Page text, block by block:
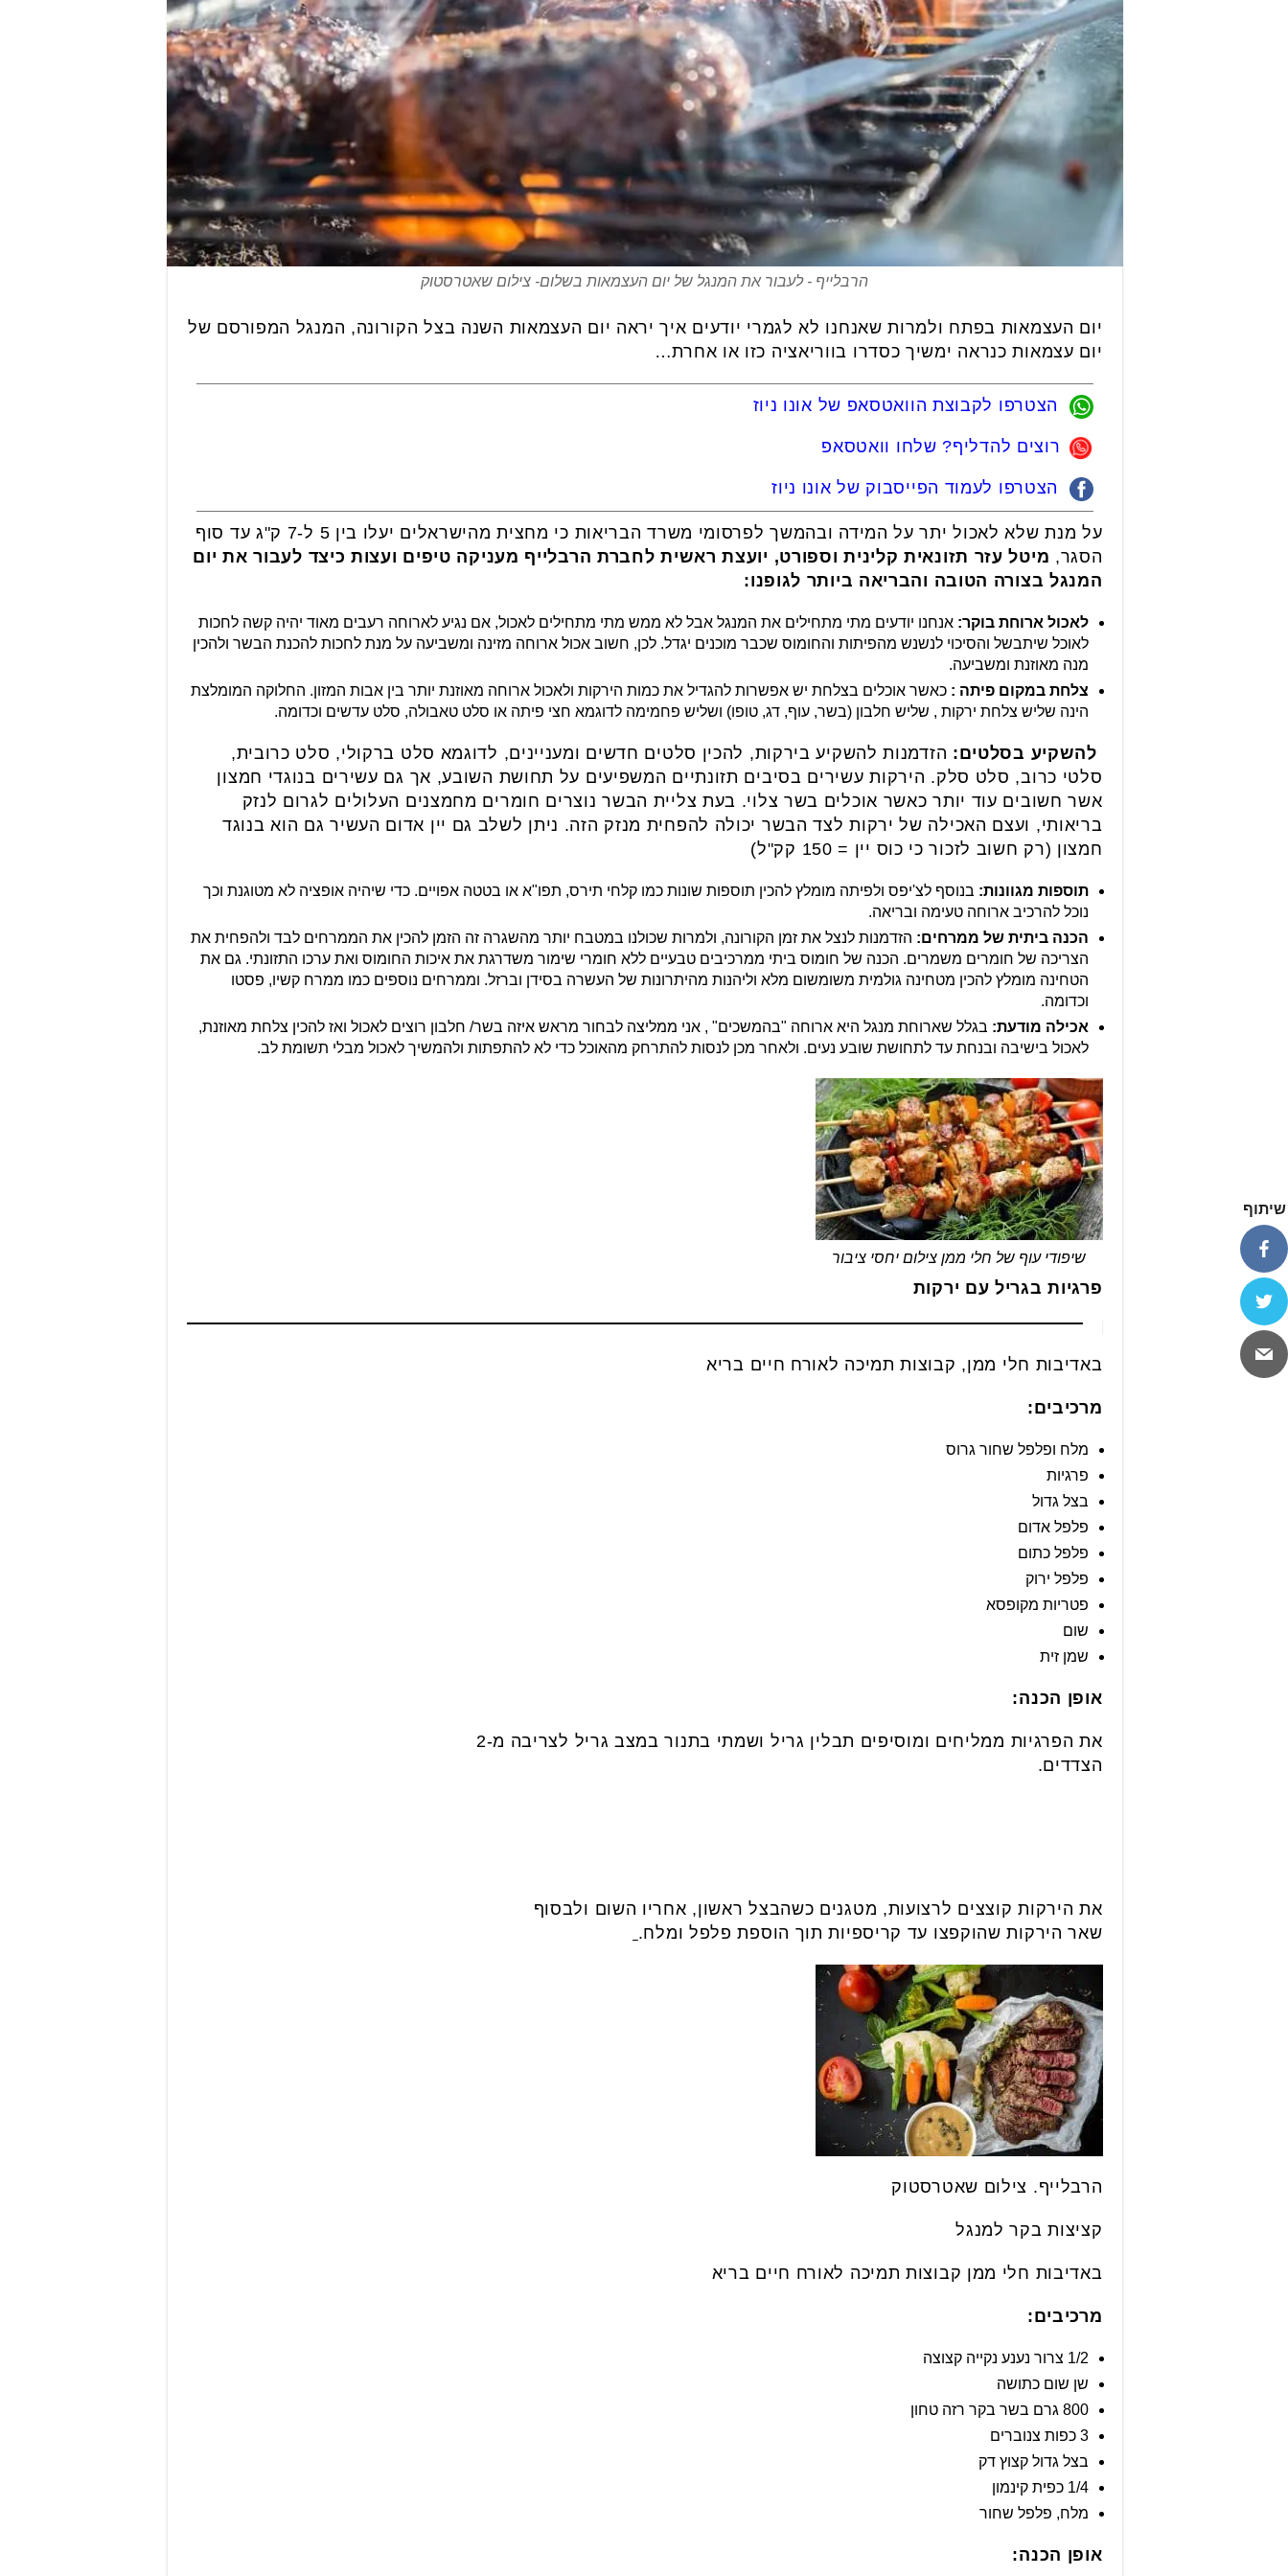
הרבלייף - לעבור את המנגל של יום העצמאות בשלום- צילום שאטרסטוק
יום העצמאות בפתח ולמרות שאנחנו לא לגמרי יודעים איך יראה יום העצמאות השנה בצל הקורונה, המנגל המפורסם של
יום עצמאות כנראה ימשיך כסדרו בווריאציה כזו או אחרת…
הצטרפו לקבוצת הוואטסאפ של אונו ניוז
רוצים להדליף? שלחו וואטסאפ
הצטרפו לעמוד הפייסבוק של אונו ניוז
על מנת שלא לאכול יתר על המידה ובהמשך לפרסומי משרד הבריאות כי מחצית מהישראלים יעלו בין 5 ל-7 ק"ג עד סוף
הסגר, מיטל עזר תזונאית קלינית וספורט, יועצת ראשית לחברת הרבלייף מעניקה טיפים ועצות כיצד לעבור את יום
המנגל בצורה הטובה והבריאה ביותר לגופנו:
לאכול ארוחת בוקר: אנחנו יודעים מתי מתחילים את המנגל אבל לא ממש מתי מתחילים לאכול, אם נגיע לארוחה רעבים מאוד יהיה קשה לחכות
לאוכל שיתבשל והסיכוי לנשנש מהפיתות והחומוס שכבר מוכנים יגדל. לכן, חשוב אכול ארוחה מזינה ומשביעה על מנת לחכות להכנת הבשר ולהכין
מנה מאוזנת ומשביעה.
צלחת במקום פיתה :כאשר אוכלים בצלחת יש אפשרות להגדיל את כמות הירקות ולאכול ארוחה מאוזנת יותר בין אבות המזון. החלוקה המומלצת
הינה שליש צלחת ירקות , שליש חלבון (בשר, עוף, דג, טופו) ושליש פחמימה לדוגמא חצי פיתה או סלט טאבולה, סלט עדשים וכדומה.
להשקיע בסלטים: הזדמנות להשקיע בירקות, להכין סלטים חדשים ומעניינים, לדוגמא סלט ברקולי, סלט כרובית,
סלטי כרוב, סלט סלק. הירקות עשירים בסיבים תזונתיים המשפיעים על תחושת השובע, אך גם עשירים בנוגדי חמצון
אשר חשובים עוד יותר כאשר אוכלים בשר צלוי. בעת צליית הבשר נוצרים חומרים מחמצנים העלולים לגרום לנזק
בריאותי, ועצם האכילה של ירקות לצד הבשר יכולה להפחית מנזק הזה. ניתן לשלב גם יין אדום העשיר גם הוא בנוגד
חמצון (רק חשוב לזכור כי כוס יין = 150 קק"ל)
תוספות מגוונות: בנוסף לצ'יפס ולפיתה מומלץ להכין תוספות שונות כמו קלחי תירס, תפו"א או בטטה אפויים. כדי שיהיה אופציה לא מטוגנת וכך
נוכל להרכיב ארוחה טעימה ובריאה.
הכנה ביתית של ממרחים: הזדמנות לנצל את זמן הקורונה, ולמרות שכולנו במטבח יותר מהשגרה זה הזמן להכין את הממרחים לבד ולהפחית את
הצריכה של חומרים משמרים. הכנה של חומוס ביתי ממרכיבים טבעיים ללא חומרי שימור משדרגת את איכות החומוס ואת ערכו התזונתי. גם את
הטחינה מומלץ להכין מטחינה גולמית משומשום מלא וליהנות מהיתרונות של העשרה בסידן וברזל. וממרחים נוספים כמו ממרח קשיו, פסטו
וכדומה.
אכילה מודעת: בגלל שארוחת מנגל היא ארוחה "בהמשכים" , אני ממליצה לבחור מראש איזה בשר/ חלבון רוצים לאכול ואז להכין צלחת מאוזנת,
לאכול בישיבה ובנחת עד לתחושת שובע נעים. ולאחר מכן לנסות להתרחק מהאוכל כדי לא להתפתות ולהמשיך לאכול מבלי תשומת לב.
שיפודי עוף של חלי ממן צילום יחסי ציבור
פרגיות בגריל עם ירקות
באדיבות חלי ממן, קבוצות תמיכה לאורח חיים בריא
מרכיבים:
מלח ופלפל שחור גרוס
פרגיות
בצל גדול
פלפל אדום
פלפל כתום
פלפל ירוק
פטריות מקופסא
שום
שמן זית
אופן הכנה:
את הפרגיות ממליחים ומוסיפים תבלין גריל ושמתי בתנור במצב גריל לצריבה מ-2
הצדדים.
את הירקות קוצצים לרצועות, מטגנים כשהבצל ראשון, אחריו השום ולבסוף
שאר הירקות שהוקפצו עד קריספיות תוך הוספת פלפל ומלח.
הרבלייף. צילום שאטרסטוק
קציצות בקר למנגל
באדיבות חלי ממן קבוצות תמיכה לאורח חיים בריא
מרכיבים:
1/2 צרור נענע נקייה קצוצה
שן שום כתושה
800 גרם בשר בקר רזה טחון
3 כפות צנוברים
בצל גדול קצוץ דק
1/4 כפית קינמון
מלח, פלפל שחור
אופן הכנה:
שיתוף